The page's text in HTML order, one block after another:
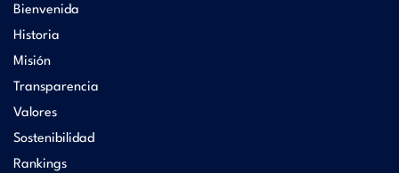
Bienvenida
Historia
Misión
Transparencia
Valores
Sostenibilidad
Rankings